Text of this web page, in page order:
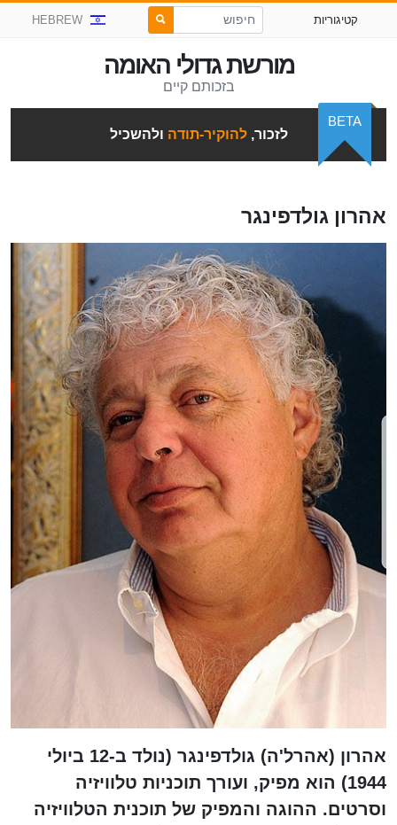
קטיגוריות HEBREW
מורשת גדולי האומה
בזכותם קיים
לזכור,להוקיר-תודה ולהשכיל
BETA
אהרון גולדפינגר
אהרון (אהרל'ה) גולדפינגר (נולד ב-12 ביולי
1944) הוא מפיק, ועורך תוכניות טלוויזיה
וסרטים. ההוגה והמפיק של תוכנית הטלוויזיה